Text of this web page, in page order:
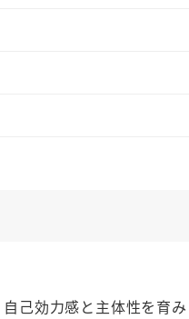
己効力感と主体性を育み